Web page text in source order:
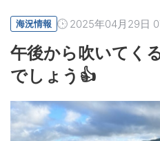
海況情報 2025年04月29日
午後から吹いてく
でしょう👍